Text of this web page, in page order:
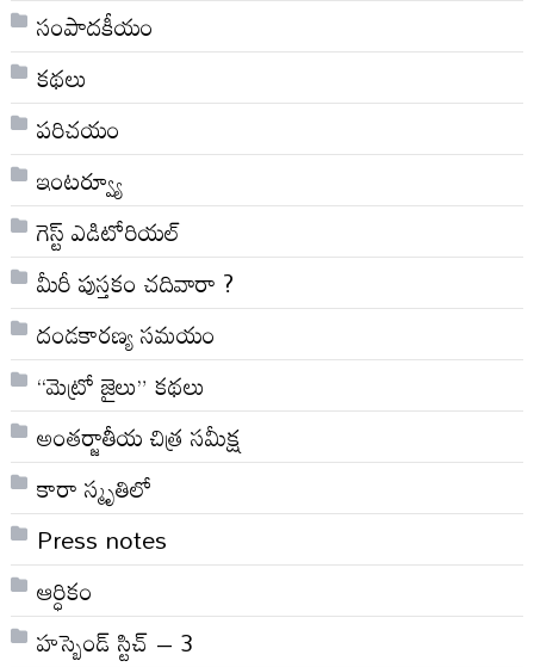
సంపాదకీయం
కథలు
పరిచయం
ఇంటర్వ్యూ
గెస్ట్ ఎడిటోరియల్
మీరీ పుస్తకం చదివారా ?
దండకారణ్య సమయం
“మెట్రో జైలు” కథలు
అంతర్జాతీయ చిత్ర సమీక్ష
కారా స్మృతిలో
Press notes
ఆర్ధికం
హస్బెండ్ స్టిచ్ – 3